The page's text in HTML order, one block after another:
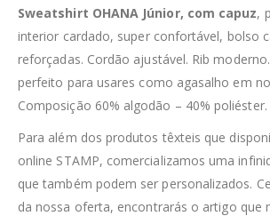
Sweatshirt OHANA Júnior, com capuz,
interior cardado, super confortável, bolso
reforçadas. Cordão ajustável. Rib
perfeito para usares como agasalho em
Composição 60% algodão – 40% poliéster.
Para além dos produtos têxteis que
online STAMP, comercializamos uma
que também podem ser personalizados.
da nossa oferta, encontrarás o artigo que